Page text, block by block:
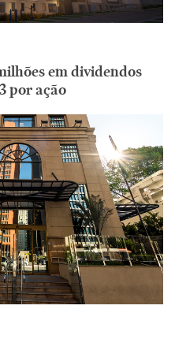
em dividendos
por ação